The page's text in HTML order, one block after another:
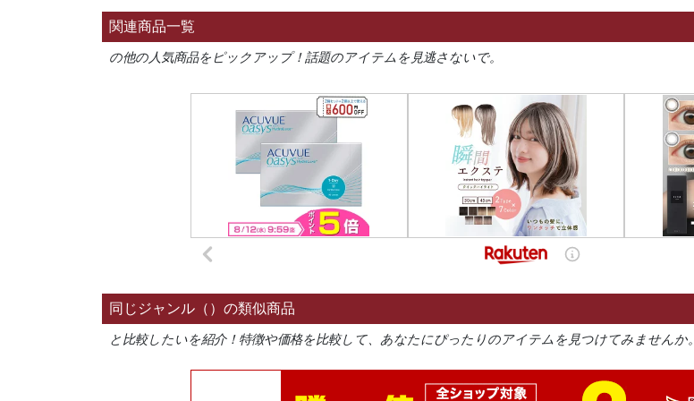
関連商品一覧
の他の人気商品をピックアップ！話題のアイテムを見逃さないで。
同じジャンル（）の類似商品
と比較したいを紹介！特徴や価格を比較して、あなたにぴったりのアイテムを見つけてみませんか。